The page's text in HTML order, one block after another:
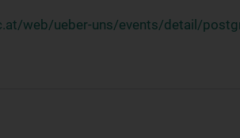
web/ueber-uns/events/detail/